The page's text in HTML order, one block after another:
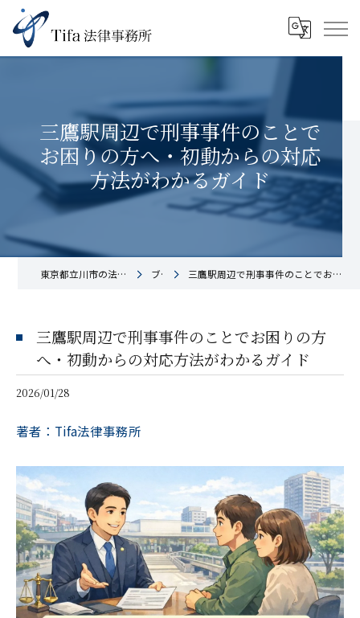
三鷹駅周辺で刑事事件のことで
お困りの方へ・初動からの対応
方法がわかるガイド
東京都立川市の法律事務所ならTifa法律事務所 ブログ 三鷹駅周辺で刑事事件のことでお困りの方へ・初動からの対応方法がわかるガイド
三鷹駅周辺で刑事事件のことでお困りの方
へ・初動からの対応方法がわかるガイド
2026/01/28
著者：Tifa法律事務所